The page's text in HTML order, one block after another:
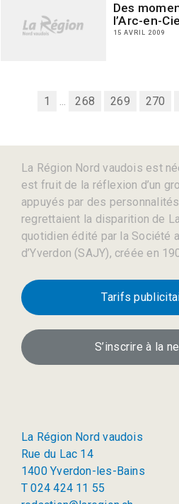
Des
l’Arc-en-
15 AVRIL 2009
1 ... 268 269 270
La Région Nord vaudois est
est fruit de la réflexion d’un
appuyés par des
regrettaient la disparition de
quotidien édité par la Société
d’Yverdon (SAJY), créée en
Tarifs
S’inscrire à la
La Région Nord vaudois
Rue du Lac 14
1400 Yverdon-les-Bains
T 024 424 11 55